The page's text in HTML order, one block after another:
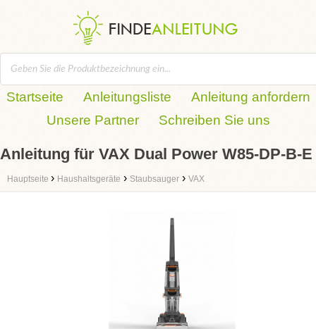
Startseite Anleitungsliste
Anleitung anfordern
Unsere Partner
Schreiben Sie uns
Anleitung für VAX Dual Power W85-DP-B-E
Hauptseite › Haushaltsgeräte › Staubsauger › VAX